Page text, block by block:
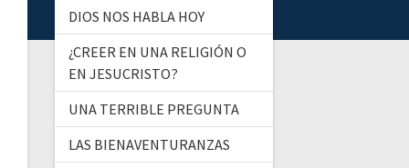
DIOS NOS HABLA HOY
¿CREER EN UNA RELIGIÓN O
EN JESUCRISTO?
UNA TERRIBLE PREGUNTA
LAS BIENAVENTURANZAS